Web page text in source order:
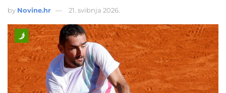
by Novine.hr 21. svibnja 2026.